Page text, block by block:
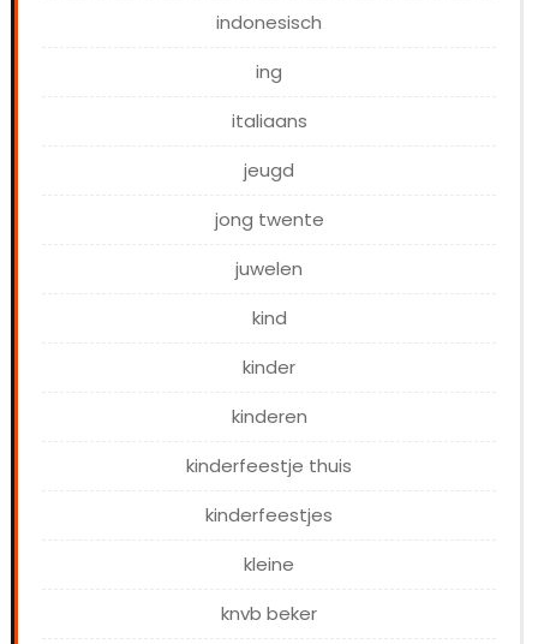
indonesisch
ing
italiaans
jeugd
jong twente
juwelen
kind
kinder
kinderen
kinderfeestje thuis
kinderfeestjes
kleine
knvb beker